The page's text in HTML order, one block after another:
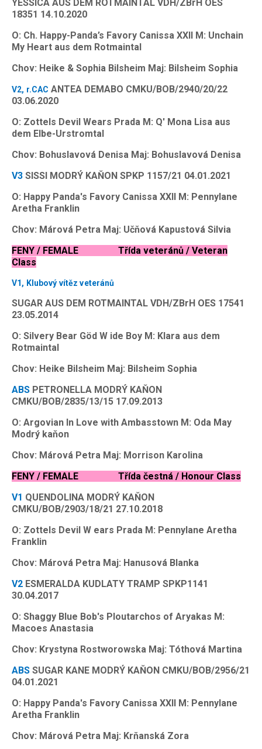
YESSICA AUS DEM ROTMAINTAL VDH/ZBrH OES
18351 14.10.2020
O: Ch. Happy-Panda’s Favory Canissa XXII M: Unchain
My Heart aus dem Rotmaintal
Chov: Heike & Sophia Bilsheim Maj: Bilsheim Sophia
V2, r.CAC ANTEA DEMABO CMKU/BOB/2940/20/22
03.06.2020
O: Zottels Devil Wears Prada M: Q' Mona Lisa aus
dem Elbe-Urstromtal
Chov: Bohuslavová Denisa Maj: Bohuslavová Denisa
V3 SISSI MODRÝ KAŇON SPKP 1157/21 04.01.2021
O: Happy Panda's Favory Canissa XXII M: Pennylane
Aretha Franklin
Chov: Márová Petra Maj: Učňová Kapustová Silvia
FENY / FEMALE Třída veteránů / Veteran
Class
V1, Klubový vítěz veteránů
SUGAR AUS DEM ROTMAINTAL VDH/ZBrH OES 17541
23.05.2014
O: Silvery Bear Göd W ide Boy M: Klara aus dem
Rotmaintal
Chov: Heike Bilsheim Maj: Bilsheim Sophia
ABS PETRONELLA MODRÝ KAŇON
CMKU/BOB/2835/13/15 17.09.2013
O: Argovian In Love with Ambasstown M: Oda May
Modrý kaňon
Chov: Márová Petra Maj: Morrison Karolina
FENY / FEMALE Třída čestná / Honour Class
V1 QUENDOLINA MODRÝ KAŇON
CMKU/BOB/2903/18/21 27.10.2018
O: Zottels Devil W ears Prada M: Pennylane Aretha
Franklin
Chov: Márová Petra Maj: Hanusová Blanka
V2 ESMERALDA KUDLATY TRAMP SPKP1141
30.04.2017
O: Shaggy Blue Bob's Ploutarchos of Aryakas M:
Macoes Anastasia
Chov: Krystyna Rostworowska Maj: Tóthová Martina
ABS SUGAR KANE MODRÝ KAŇON CMKU/BOB/2956/21
04.01.2021
O: Happy Panda's Favory Canissa XXII M: Pennylane
Aretha Franklin
Chov: Márová Petra Maj: Krňanská Zora